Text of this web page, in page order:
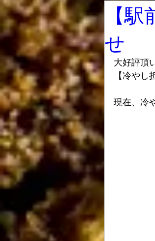
【
せ
大好評頂
【冷やし
現在、冷